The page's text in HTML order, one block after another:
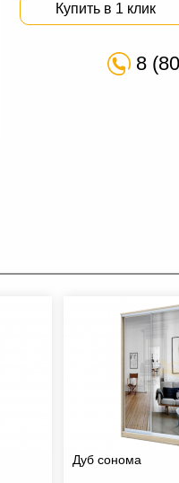
Купить в 1 клик
8
Дуб сонома